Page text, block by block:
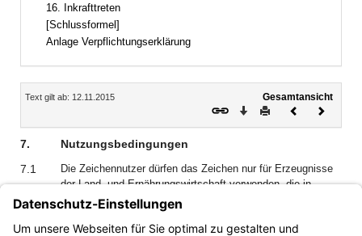
16. Inkrafttreten
[Schlussformel]
Anlage Verpflichtungserklärung
Inhalt
Text gilt ab: 12.11.2015
Gesamtansicht
Download
DruckenVorheriges
7.
Nutzungsbedingungen
7.1
Die Zeichennutzer dürfen das Zeichen nur für Erzeugnisse
der Land- und Ernährungswirtschaft verwenden, die in
dieser Richtlinie aufgeführt sind.
7.2
Das Recht zur Führung des Zeichens ist nach dieser